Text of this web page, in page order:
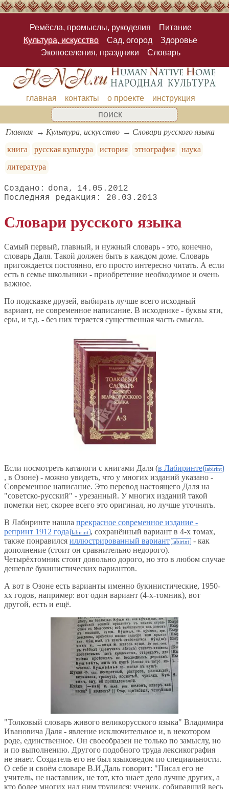
Ремёсла, промыслы, рукоделия
Питание
Культура, искусство
Сад, огород
Здоровье
Экопоселения, праздники
Словарь
главная контакты о проекте инструкция
Главная Культура, искусство
Словари русского языка
книга
русская культура история этнография
наука
литература
dona
14.05.2012
28.03.2013
Словари русского языка
Самый первый, главный, и нужный словарь - это, конечно,
словарь Даля. Такой должен быть в каждом доме. Словарь
пригождается постоянно, его просто интересно читать. А если
есть в семье школьники - приобретение необходимое и очень
важное.
По подсказке друзей, выбирать лучше всего исходный
вариант, не современное написание. В исходнике - буквы яти,
еры, и т.д. - без них теряется существенная часть смысла.
Если посмотреть каталоги с книгами Даля (в Лабиринте
, в Озоне) - можно увидеть, что у многих изданий указано -
Современное написание. Это перевод настоящего Даля на
"советско-русский" - урезанный. У многих изданий такой
пометки нет, скорее всего это оригинал, но лучше уточнять.
В Лабиринте нашла прекрасное современное издание -
репринт 1912 года
, сохранённый вариант в 4-х томах,
также понравился иллюстрированный вариант
- как
дополнение (стоит он сравнительно недорого).
Четырёхтомник стоит довольно дорого, но это в любом случае
дешевле букинистических вариантов.
А вот в Озоне есть варианты именно букинистические, 1950-
хх годов, например: вот один вариант (4-х-томник), вот
другой, есть и ещё.
"Толковый словарь живого великорусского языка" Владимира
Ивановича Даля - явление исключительное и, в некотором
роде, единственное. Он своеобразен не только по замыслу, но
и по выполнению. Другого подобного труда лексикография
не знает. Создатель его не был языковедом по специальности.
О себе и своём словаре В.И.Даль говорит: "Писал его не
учитель, не наставник, не тот, кто знает дело лучше других, а
кто более многих над ним трудился; ученик, собиравший весь